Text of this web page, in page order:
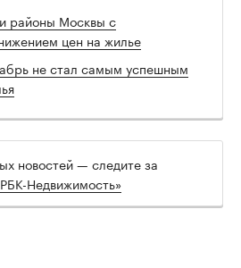
районы Москвы с
цен на жилье
не стал самым успешным
новостей — следите за
Недвижимость»